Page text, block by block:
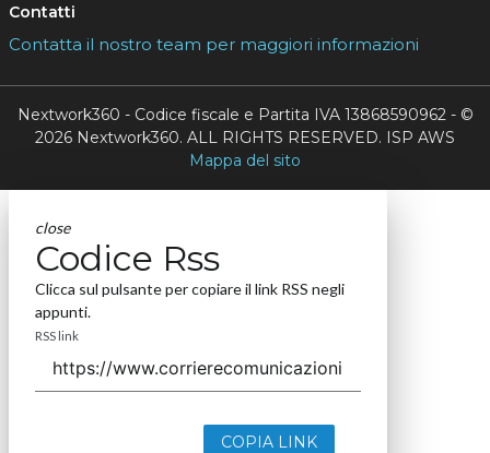
Contatti
Contatta il nostro team per maggiori informazioni
Nextwork360 - Codice fiscale e Partita IVA 13868590962 - ©
2026 Nextwork360. ALL RIGHTS RESERVED. ISP AWS
Mappa del sito
close
Codice Rss
Clicca sul pulsante per copiare il link RSS negli
appunti.
RSS link
COPIA LINK